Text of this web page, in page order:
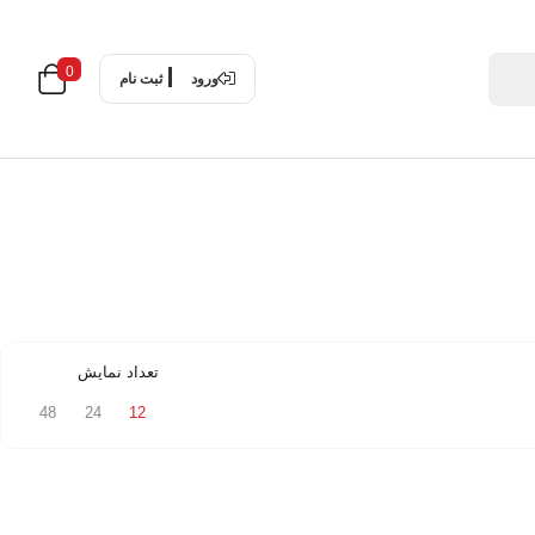
ورود ثبت نام 0
تعداد نمایش
12
24
48